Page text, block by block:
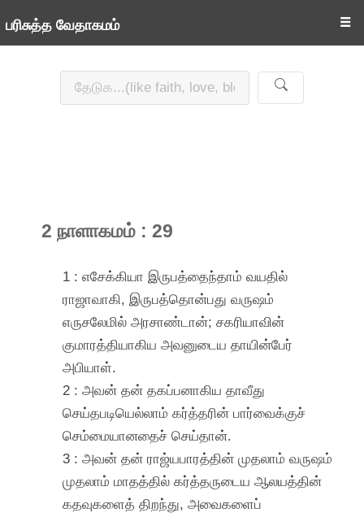
பரிசுத்த வேதாகமம் ☰
2 நாளாகமம் : 29
1 : எசேக்கியா இருபத்தைந்தாம் வயதில்
ராஜாவாகி, இருபத்தொன்பது வருஷம்
எருசலேமில் அரசாண்டான்; சகரியாவின்
குமாரத்தியாகிய அவனுடைய தாயின்பேர்
அபியாள்.
2 : அவன் தன் தகப்பனாகிய தாவீது
செய்தபடியெல்லாம் கர்த்தரின் பார்வைக்குச்
செம்மையானதைச் செய்தான்.
3 : அவன் தன் ராஜ்யபாரத்தின் முதலாம் வருஷம்
முதலாம் மாதத்தில் கர்த்தருடைய ஆலயத்தின்
கதவுகளைத் திறந்து, அவைகளைப்